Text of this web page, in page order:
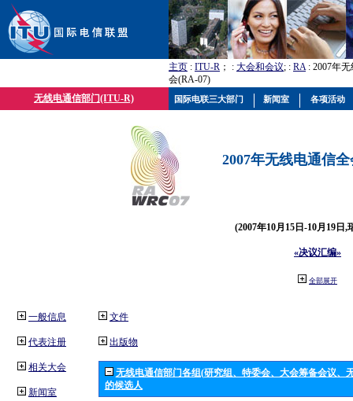
主页 : ITU-R ； : 大会和会议; : RA: 2007年
会(RA-07)
无线电通信部门(ITU-R)
2007年无线电通信
(2007年10月15日-10月19日,
«决议汇编»
全部展开
一般信息
代表注册
相关大会
新闻室
文件
出版物
无线电通信部门各组(研究组、特委会、大会筹备会议、
的候选人
国际电联三大部门 新闻室 各项活动